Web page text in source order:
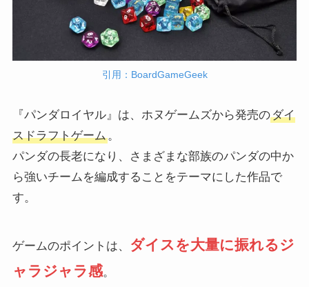
引用：BoardGameGeek
『パンダロイヤル』は、ホヌゲームズから発売のダイ
スドラフトゲーム。
パンダの長老になり、さまざまな部族のパンダの中か
ら強いチームを編成することをテーマにした作品で
す。
ゲームのポイントは、
ダイスを大量に振れるジ
ャラジャラ感。